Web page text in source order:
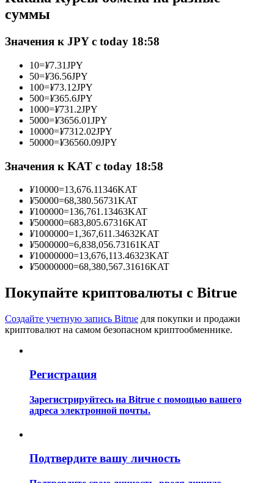
Присоединяйтесь к лучшим трейдерам
Станьте копи-трейдером
Наслаждайтесь распределением прибыли и комиссиями
Информация
Анализ больших данных, включая торговую информацию
и т. д.
Гид
Руководство для начинающих по фьючерсам
суммы
Значения к JPY с today 18:58
10=¥7.31JPY
50=¥36.56JPY
100=¥73.12JPY
500=¥365.6JPY
1000=¥731.2JPY
5000=¥3656.01JPY
10000=¥7312.02JPY
50000=¥36560.09JPY
Значения к KAT с today 18:58
¥10000=13,676.11346KAT
¥50000=68,380.56731KAT
¥100000=136,761.13463KAT
¥500000=683,805.67316KAT
¥1000000=1,367,611.34632KAT
¥5000000=6,838,056.73161KAT
¥10000000=13,676,113.46323KAT
¥50000000=68,380,567.31616KAT
Покупайте криптовалюты с Bitrue
Создайте учетную запись Bitrue для покупки и продажи
криптовалют на самом безопасном криптообменнике.
Регистрация
Зарегистрируйтесь на Bitrue с помощью вашего
адреса электронной почты.
Подтвердите вашу личность